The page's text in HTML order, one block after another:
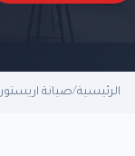
الرئيسية/صيانة